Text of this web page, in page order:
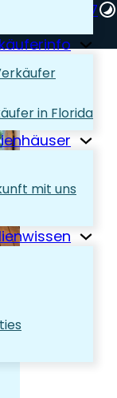
248-1667‬
in Florida
mit uns